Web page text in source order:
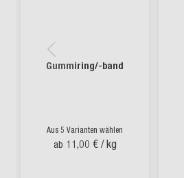
Gummiring/-band
Aus 5 Varianten wählen
ab 11,00 € / kg